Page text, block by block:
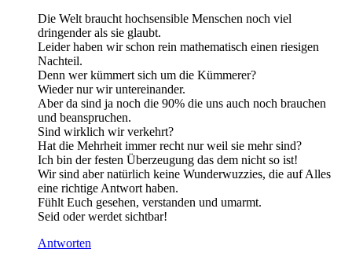
Die Welt braucht hochsensible Menschen noch viel
dringender als sie glaubt.
Leider haben wir schon rein mathematisch einen riesigen
Nachteil.
Denn wer kümmert sich um die Kümmerer?
Wieder nur wir untereinander.
Aber da sind ja noch die 90% die uns auch noch brauchen
und beanspruchen.
Sind wirklich wir verkehrt?
Hat die Mehrheit immer recht nur weil sie mehr sind?
Ich bin der festen Überzeugung das dem nicht so ist!
Wir sind aber natürlich keine Wunderwuzzies, die auf Alles
eine richtige Antwort haben.
Fühlt Euch gesehen, verstanden und umarmt.
Seid oder werdet sichtbar!
Antworten